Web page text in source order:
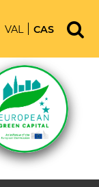
VAL CAS